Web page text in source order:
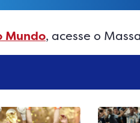
Mundo, acesse o